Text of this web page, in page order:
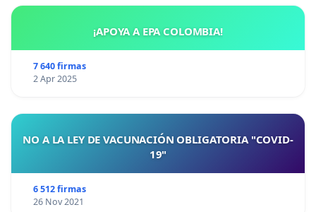
¡APOYA A EPA COLOMBIA!
7 640 firmas
2 Apr 2025
NO A LA LEY DE VACUNACIÓN OBLIGATORIA "COVID-
19"
6 512 firmas
26 Nov 2021